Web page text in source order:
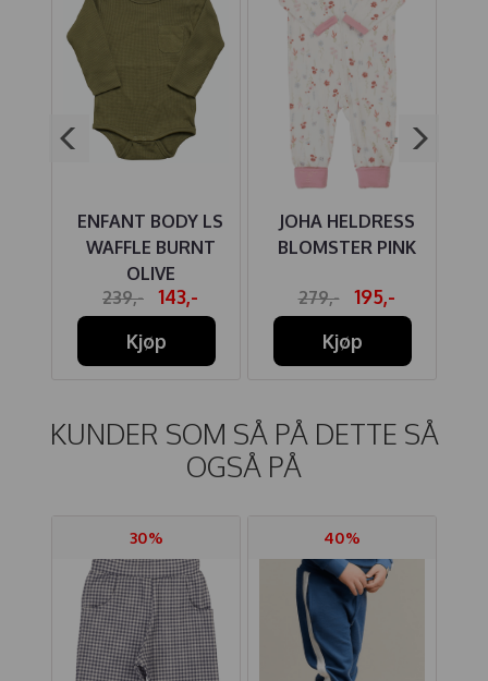
ENFANT BODY LS
WAFFLE BURNT
OLIVE
239,-
143,-
Kjøp
JOHA HELDRESS
BLOMSTER PINK
279,-
195,-
Kjøp
KUNDER SOM SÅ PÅ DETTE SÅ
OGSÅ PÅ
30% 40%